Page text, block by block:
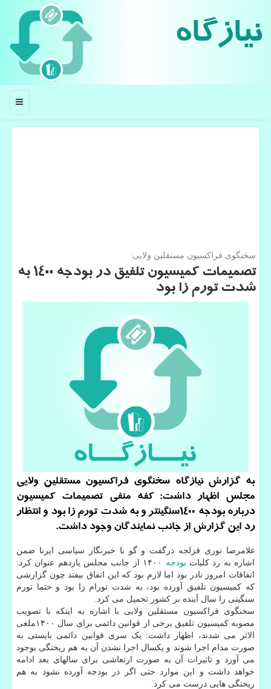
نیازگاه
منو
سخنگوی فراكسیون مستقلین ولایی:
تصمیمات كمیسیون تلفیق در بودجه 1400 به
شدت تورم زا بود
به گزارش نیازگاه سخنگوی فراکسیون مستقلین ولایی
مجلس اظهار داشت: کفه منفی تصمیمات کمیسیون
درباره بودجه ۱۴۰۰سنگینتر و به شدت تورم زا بود و انتظار
رد این گزارش از جانب نمایندگان وجود داشت.
غلامرضا نوری قزلجه درگفت و گو با خبرنگار سیاسی ایرنا ضمن
اشاره به رد کلیات بودجه
۱۴۰۰ از جانب مجلس یازدهم عنوان کرد:
اتفاقات امروز نادر بود اما لازم بود که این اتفاق بیفتد چون گزارشی
که کمیسیون تلفیق آورده بود، به شدت تورام زا بود و حتما تورم
سنگینی را سال آینده بر کشور تحمیل می کرد.
سخنگوی فراکسیون مستقلین ولایی با اشاره به اینکه با تصویب
مصوبه کمیسیون تلفیق برخی از قوانین دائمی برای سال ۱۴۰۰ملغی
الاثر می شدند، اظهار داشت: یک سری قوانین دائمی بایستی به
صورت مدام اجرا شوند و یکسال اجرا نشدن آن به هم ریختگی بوجود
می آورد و تاثیرات آن به صورت ارتعاشی برای سالهای بعد ادامه
خواهد داشت و این موارد حتی اگر در بودجه آورده نشود به هم
ریختگی هایی درست می کرد.